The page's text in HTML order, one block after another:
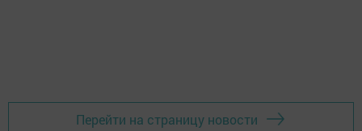
Перейти на страницу новости